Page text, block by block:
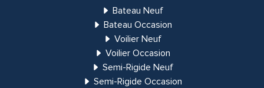
Bateau Neuf
Bateau Occasion
Voilier Neuf
Voilier Occasion
Semi-Rigide Neuf
Semi-Rigide Occasion